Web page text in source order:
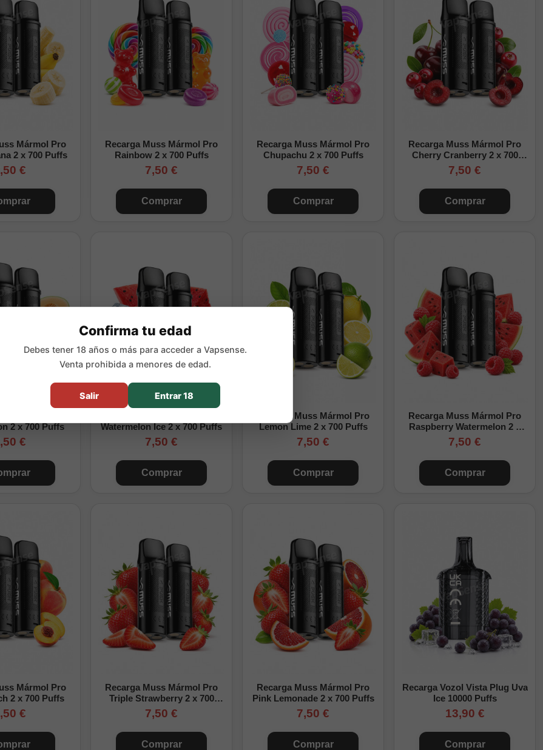
Mármol Pro
2 x 700 Puffs
€
Recarga Muss Mármol Pro
Rainbow 2 x 700 Puffs
7,50 €
Comprar
Recarga Muss Mármol Pro
Chupachu 2 x 700 Puffs
7,50 €
Comprar
Recarga Muss Mármol Pro
Cherry Cranberry 2 x 700
Puffs
7,50 €
Comprar
Mármol Pro
2 x 700 Puffs
€
Watermelon Ice 2 x 700 Puffs
7,50 €
Comprar
Recarga Muss Mármol Pro
Lemon Lime 2 x 700 Puffs
7,50 €
Comprar
Recarga Muss Mármol Pro
Raspberry Watermelon 2 x
700 Puffs
7,50 €
Comprar
Mármol Pro
2 x 700 Puffs
€
Recarga Muss Mármol Pro
Triple Strawberry 2 x 700
Puffs
7,50 €
Comprar
Recarga Muss Mármol Pro
Pink Lemonade 2 x 700 Puffs
7,50 €
Comprar
Recarga Vozol Vista Plug Uva
Ice 10000 Puffs
13,90 €
Comprar
Confirma tu edad
Debes tener 18 años o más para acceder a Vapsense.
Venta prohibida a menores de edad.
Salir Entrar 18